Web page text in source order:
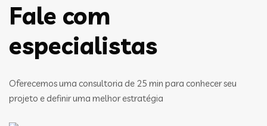
Fale com
especialistas
Oferecemos uma consultoria de 25 min para conhecer seu
projeto e definir uma melhor estratégia